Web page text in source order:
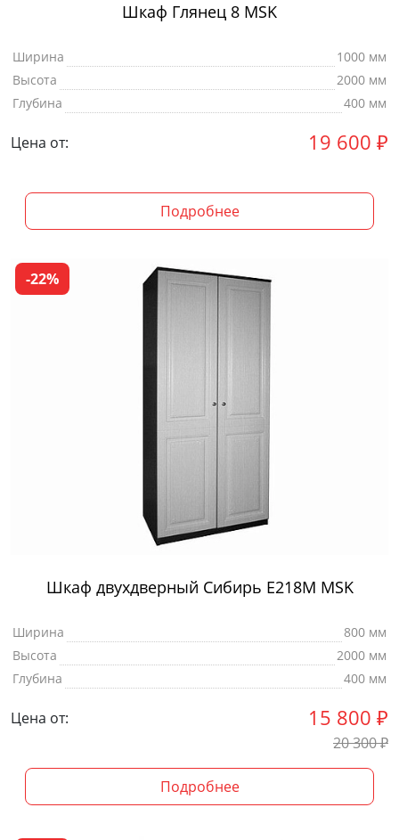
Шкаф Глянец 8 MSK
Ширина
1000 мм
Высота
2000 мм
Глубина
400 мм
Цена от: 19 600 ₽
Подробнее
-22%
Шкаф двухдверный Сибирь Е218М MSK
Ширина
800 мм
Высота
2000 мм
Глубина
400 мм
Цена от: 15 800 ₽
20 300₽
Подробнее